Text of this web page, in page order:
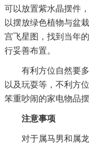
可以放置紫水晶摆件
以摆放绿色植物与盆
宫飞星图，找到当年
行妥善布置。
有利方位自然要
以及玩耍等，不利方
笨重吵闹的家电物品
注意事项
对于属马男和属